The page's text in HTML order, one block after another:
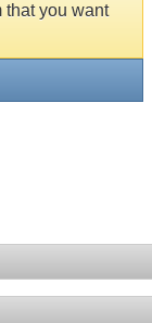
that you want